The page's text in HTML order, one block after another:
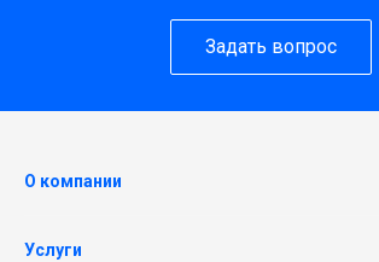
Задать вопрос
О компании
Услуги